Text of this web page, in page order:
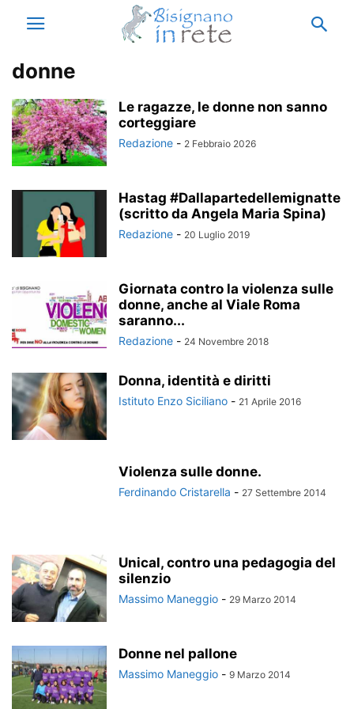
donne
Le ragazze, le donne non sanno
corteggiare
Redazione - 2 Febbraio 2026
Hastag #Dallapartedellemignatte
(scritto da Angela Maria Spina)
Redazione - 20 Luglio 2019
Giornata contro la violenza sulle
donne, anche al Viale Roma
saranno...
Redazione - 24 Novembre 2018
Donna, identità e diritti
Istituto Enzo Siciliano - 21 Aprile 2016
Violenza sulle donne.
Ferdinando Cristarella - 27 Settembre 2014
Unical, contro una pedagogia del
silenzio
Massimo Maneggio - 29 Marzo 2014
Donne nel pallone
Massimo Maneggio - 9 Marzo 2014